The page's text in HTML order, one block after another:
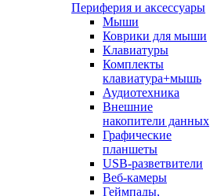
Периферия и аксессуары
Мыши
Коврики для мыши
Клавиатуры
Комплекты
клавиатура+мышь
Аудиотехника
Внешние
накопители данных
Графические
планшеты
USB-разветвители
Веб-камеры
Геймпады,